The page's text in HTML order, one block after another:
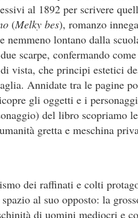
al 1892 per scrivere
(Melky bes), romanzo
nemmeno lontano dalla
scarpe, confermando
vista, che principi estetici
Annidate tra le pagine
gli oggetti e i
del libro scopriamo
gretta e meschina
dei raffinati e colti
al suo opposto: la
di uomini mediocri e